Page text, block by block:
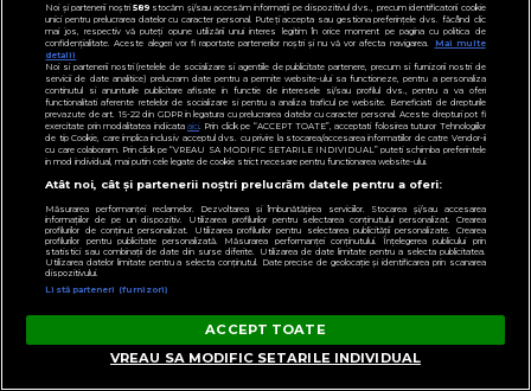
KANALD2.RO
VIDEO Un gest aparent romantic a stârnit
indignare și a declanșat o anchetă penală pe
Transfăgărășan
PENTRU TINE
Noi și partenerii noștri589stocăm și/sau accesăm informații pe dispozitivul dvs., precum identificatorii cookie
unici pentru prelucrarea datelor cu caracter personal. Puteți accepta sau gestiona preferințele dvs. făcând clic
mai jos, respectiv vă puteți opune utilizării unui interes legitim în orice moment pe pagina cu politica de
confidențialitate. Aceste alegeri vor fi raportate partenerilor noștri și nu vă vor afecta navigarea.
Mai multe
detalii
Noi si partenerii nostri (retelele de socializare si agentiile de publicitate partenere, precum si furnizorii nostri de
servicii de date analitice) prelucram date pentru a permite website-ului sa functioneze, pentru a personaliza
continutul si anunturile publicitare afisate in functie de interesele si/sau profilul dvs., pentru a va oferi
functionalitati aferente retelelor de socializare si pentru a analiza traficul pe website. Beneficiati de drepturile
prevazute de art. 15-22 din GDPR in legatura cu prelucrarea datelor cu caracter personal. Aceste drepturi pot fi
exercitate prin modalitatea indicataaici. Prin click pe “ACCEPT TOATE”, acceptati folosirea tuturor Tehnologiilor
de tip Cookie, care implica inclusiv acceptul dvs. cu privire la stocarea/accesarea informatiilor de catre Vendor-ii
cu care colaboram. Prin click pe “VREAU SA MODIFIC SETARILE INDIVIDUAL” puteti schimba preferintele
in mod individual, mai putin cele legate de cookie strict necesare pentru functionarea website-ului.
Atât noi, cât și partenerii noștri prelucrăm datele pentru a oferi:
Măsurarea performanței reclamelor. Dezvoltarea și îmbunătățirea serviciilor. Stocarea și/sau accesarea
informațiilor de pe un dispozitiv. Utilizarea profilurilor pentru selectarea conținutului personalizat. Crearea
profilurilor de conținut personalizat. Utilizarea profilurilor pentru selectarea publicității personalizate. Crearea
profilurilor pentru publicitate personalizată. Măsurarea performanței conținutului. Înțelegerea publicului prin
statistici sau combinații de date din surse diferite. Utilizarea de date limitate pentru a selecta publicitatea.
Utilizarea datelor limitate pentru a selecta conținutul. Date precise de geolocație și identificarea prin scanarea
dispozitivului.
Listă parteneri (furnizori)
ACCEPT TOATE
VREAU SA MODIFIC SETARILE INDIVIDUAL